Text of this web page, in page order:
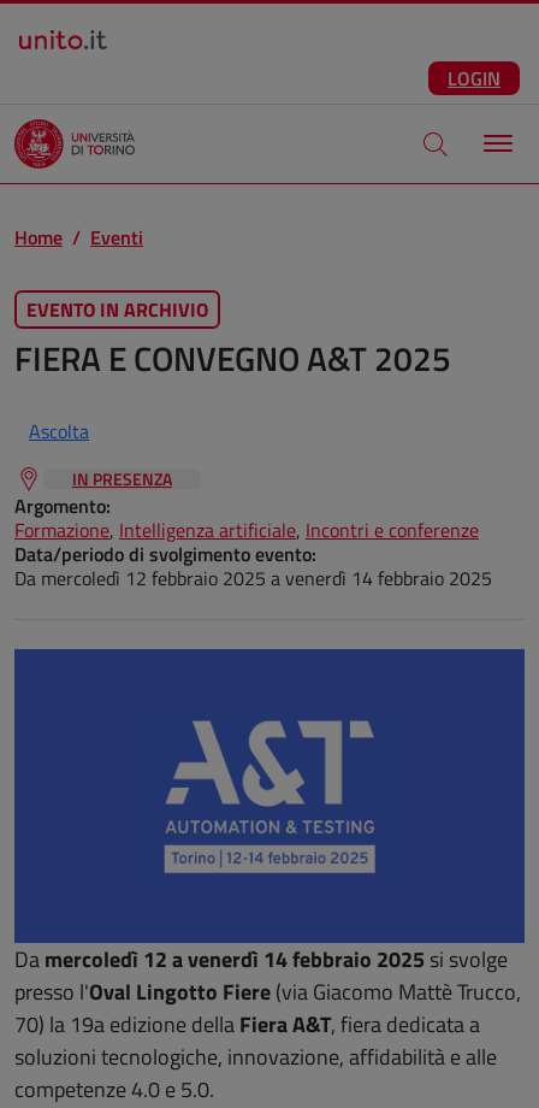
Salta al contenuto principale
LOGIN
Apri modale
Home Eventi
EVENTO IN ARCHIVIO
FIERA E CONVEGNO A&T 2025
Ascolta
IN PRESENZA
Argomento:
Formazione, Intelligenza artificiale, Incontri e conferenze
Data/periodo di svolgimento evento:
Da mercoledì 12 febbraio 2025 avenerdì 14 febbraio 2025
Damercoledì 12 a venerdì 14 febbraio 2025 si svolge
presso l'Oval Lingotto Fiere(via Giacomo Mattè Trucco,
70) la 19a edizione dellaFiera A&T, fiera dedicata a
soluzioni tecnologiche, innovazione, affidabilità e alle
competenze 4.0 e 5.0.